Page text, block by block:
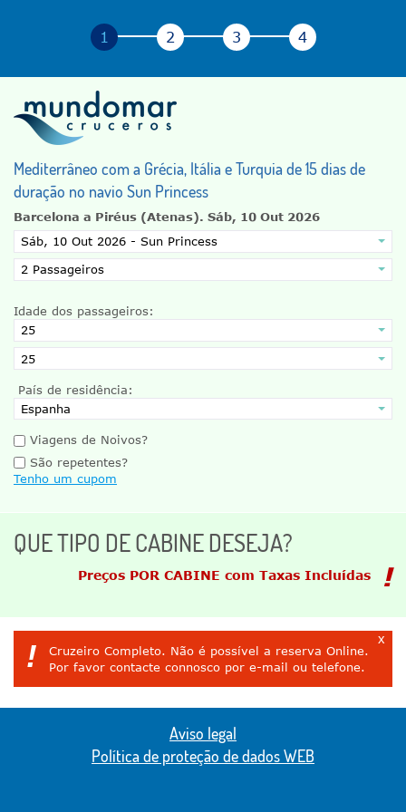
Mediterrâneo com a Grécia, Itália e Turquia de 15 dias de
duração no navio Sun Princess
Barcelona a Piréus (Atenas). Sáb, 10 Out 2026
Idade dos passageiros:
País de residência:
Viagens de Noivos?
São repetentes?
Tenho um cupom
QUE TIPO DE CABINE DESEJA?
Preços POR CABINE com Taxas Incluídas
x
!
Cruzeiro Completo. Não é possível a reserva Online.
Por favor contacte connosco por e-mail ou telefone.
Aviso legal
Política de proteção de dados WEB